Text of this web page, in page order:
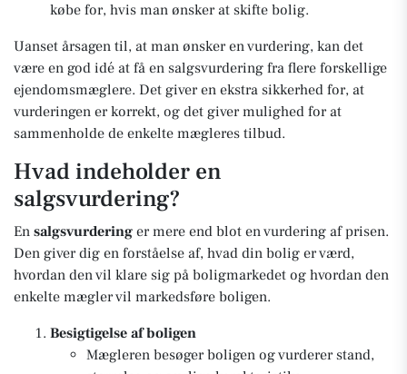
købe for, hvis man ønsker at skifte bolig.
Uanset årsagen til, at man ønsker en vurdering, kan det
være en god idé at få en salgsvurdering fra flere forskellige
ejendomsmæglere. Det giver en ekstra sikkerhed for, at
vurderingen er korrekt, og det giver mulighed for at
sammenholde de enkelte mægleres tilbud.
Hvad indeholder en
salgsvurdering?
En salgsvurdering er mere end blot en vurdering af prisen.
Den giver dig en forståelse af, hvad din bolig er værd,
hvordan den vil klare sig på boligmarkedet og hvordan den
enkelte mægler vil markedsføre boligen.
Besigtigelse af boligen
Mægleren besøger boligen og vurderer stand,